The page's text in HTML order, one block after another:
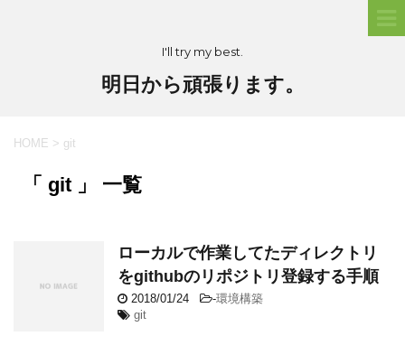
I'll try my best.
明日から頑張ります。
HOME > git
「 git 」 一覧
ローカルで作業してたディレクトリ
をgithubのリポジトリ登録する手順
2018/01/24 -環境構築
git